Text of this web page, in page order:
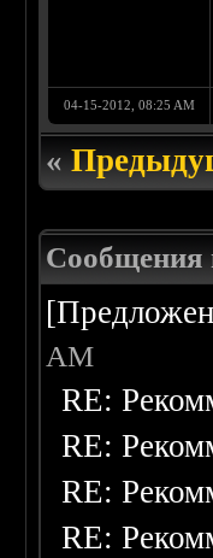
04-15-2012, 08:25 AM
«
Сообщения
AM
RE:
RE:
RE:
RE: